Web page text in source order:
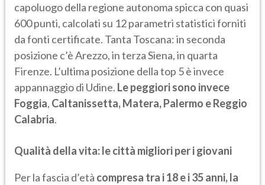
capoluogo della regione autonoma spicca con quasi
600 punti, calcolati su 12 parametri statistici forniti
da fonti certificate. Tanta Toscana: in seconda
posizione c’è Arezzo, in terza Siena, in quarta
Firenze. L’ultima posizione della top 5 è invece
appannaggio di Udine. Le peggiori sono invece
Foggia, Caltanissetta, Matera, Palermo e Reggio
Calabria.
Qualità della vita: le città migliori per i giovani
Per la fascia d’età compresa tra i 18 e i 35 anni, la